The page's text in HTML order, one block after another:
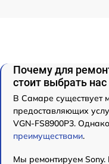
Почему для
стоит выбрать нас
В Самаре существует
предоставляющих
VGN-FS8900P3. Однако
преимуществами.
Мы ремонтируем